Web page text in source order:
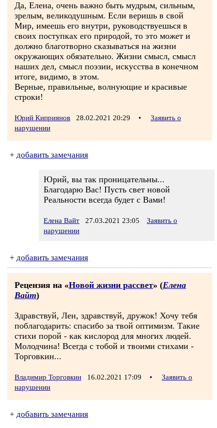
Да, Елена, очень важно быть мудрым, сильным,
зрелым, великодушным. Если веришь в свой
Мир, имеешь его внутри, руководствуешься в
своих поступках его природой, то это может и
должно благотворно сказываться на жизни
окружающих обязательно. Жизни смысл, смысл
наших дел, смысл поэзии, искусства в конечном
итоге, видимо, в этом.
Верные, правильные, волнующие и красивые
строки!
Юрий Киприянов 28.02.2021 20:29 •
Заявить о
нарушении
+ добавить замечания
Юрий, вы так проницательны...
Благодарю Вас! Пусть свет новой
Реальности всегда будет с Вами!
Елена Вайт 27.03.2021 23:05
Заявить о
нарушении
+ добавить замечания
Рецензия на «Новой жизни рассвет» (Елена
Вайт)
Здравствуй, Лен, здравствуй, дружок! Хочу тебя
поблагодарить: спасибо за твой оптимизм. Такие
стихи порой - как кислород для многих людей.
Молодчина! Всегда с тобой и твоими стихами -
Торговкин...
Владимир Торговкин 16.02.2021 17:09 •
Заявить о
нарушении
+ добавить замечания